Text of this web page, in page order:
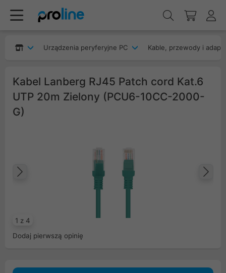
Urządzenia peryferyjne PC Kable, przewody i
Kabel Lanberg RJ45 Patch cord Kat.6
UTP 20m Zielony (PCU6-10CC-2000-
G)
1 z 4
Poprzedni
Dodaj pierwszą opinię